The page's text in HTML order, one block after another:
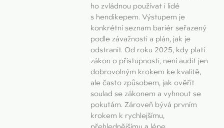
ho zvládnou používat i lidé
s hendikepem. Výstupem je
konkrétní seznam bariér seřazený
podle závažnosti a plán, jak je
odstranit. Od roku 2025, kdy platí
zákon o přístupnosti, není audit jen
dobrovolným krokem ke kvalitě,
ale často způsobem, jak ověřit
soulad se zákonem a vyhnout se
pokutám. Zároveň bývá prvním
krokem k rychlejšímu,